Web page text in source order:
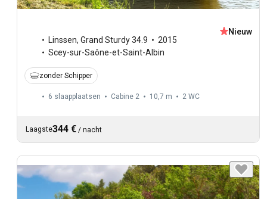
Linssen, Grand Sturdy 34.9
2015
Scey-sur-Saône-et-Saint-Albin
Nieuw
zonder Schipper
6 slaapplaatsen Cabine 2 10,7 m 2 WC
Laagste344 € / nacht